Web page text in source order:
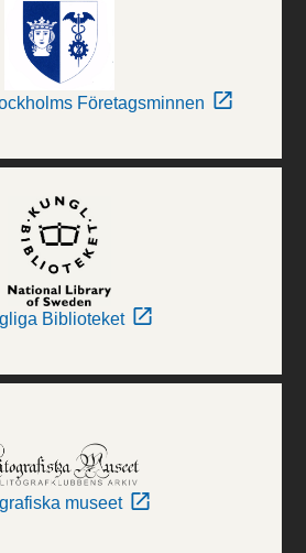
Företagsminnen
Biblioteket
museet